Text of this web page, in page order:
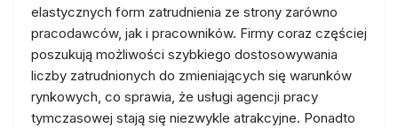
elastycznych form zatrudnienia ze strony zarówno
pracodawców, jak i pracowników. Firmy coraz częściej
poszukują możliwości szybkiego dostosowywania
liczby zatrudnionych do zmieniających się warunków
rynkowych, co sprawia, że usługi agencji pracy
tymczasowej stają się niezwykle atrakcyjne. Ponadto